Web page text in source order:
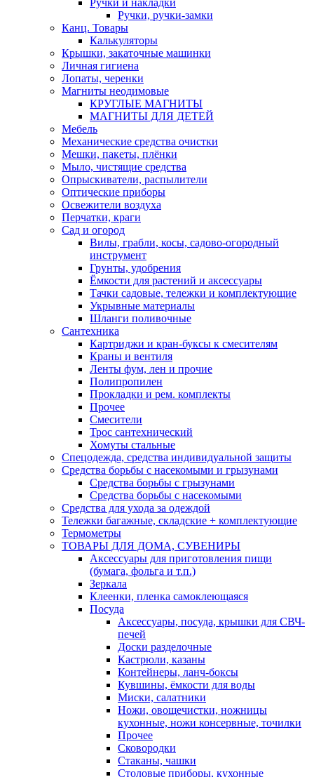
Ручки и накладки
Ручки, ручки-замки
Канц. Товары
Калькуляторы
Крышки, закаточные машинки
Личная гигиена
Лопаты, черенки
Магниты неодимовые
КРУГЛЫЕ МАГНИТЫ
МАГНИТЫ ДЛЯ ДЕТЕЙ
Мебель
Механические средства очистки
Мешки, пакеты, плёнки
Мыло, чистящие средства
Опрыскиватели, распылители
Оптические приборы
Освежители воздуха
Перчатки, краги
Сад и огород
Вилы, грабли, косы, садово-огородный
инструмент
Грунты, удобрения
Ёмкости для растений и аксессуары
Тачки садовые, тележки и комплектующие
Укрывные материалы
Шланги поливочные
Сантехника
Картриджи и кран-буксы к смесителям
Краны и вентиля
Ленты фум, лен и прочие
Полипропилен
Прокладки и рем. комплекты
Прочее
Смесители
Трос сантехнический
Хомуты стальные
Спецодежда, средства индивидуальной защиты
Средства борьбы с насекомыми и грызунами
Средства борьбы с грызунами
Средства борьбы с насекомыми
Средства для ухода за одеждой
Тележки багажные, складские + комплектующие
Термометры
ТОВАРЫ ДЛЯ ДОМА, СУВЕНИРЫ
Аксессуары для приготовления пищи
(бумага, фольга и т.п.)
Зеркала
Клеенки, пленка самоклеющаяся
Посуда
Аксессуары, посуда, крышки для СВЧ-
печей
Доски разделочные
Кастрюли, казаны
Контейнеры, ланч-боксы
Кувшины, ёмкости для воды
Миски, салатники
Ножи, овощечистки, ножницы
кухонные, ножи консервные, точилки
Прочее
Сковородки
Стаканы, чашки
Столовые приборы, кухонные